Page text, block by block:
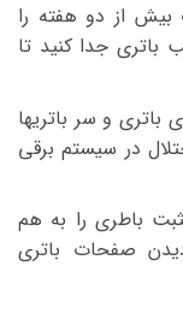
از دو هفته را
باتری جدا کنید تا
باتری و سر باتریها
در سیستم برقی
باطری را به هم
صفحات باتری